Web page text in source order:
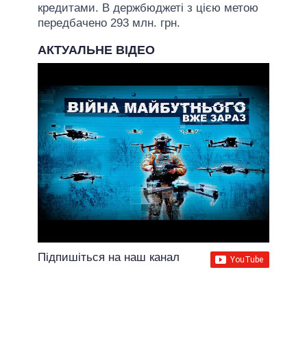
кредитами. В держбюджеті з цією метою
передбачено 293 млн. грн.
АКТУАЛЬНЕ ВІДЕО
Підпишіться на наш канал